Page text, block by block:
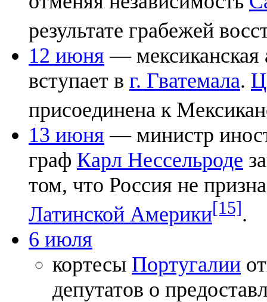
результате грабежей
12 июня — мексиканская
вступает в г. Гватемала.
присоединена к
13 июня — министр
граф Карл Нессельроде
том, что Россия не
Латинской Америки[15].
6 июля
кортесы Португалии
депутатов о